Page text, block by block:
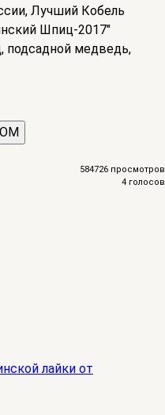
Лучший Кобель
Шпиц-2017"
подсадной медведь,
584726 просмотров
4 голосов
лайки от